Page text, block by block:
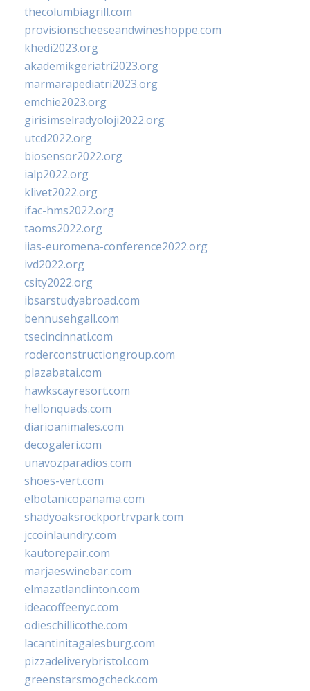
thecolumbiagrill.com
provisionscheeseandwineshoppe.com
khedi2023.org
akademikgeriatri2023.org
marmarapediatri2023.org
emchie2023.org
girisimselradyoloji2022.org
utcd2022.org
biosensor2022.org
ialp2022.org
klivet2022.org
ifac-hms2022.org
taoms2022.org
iias-euromena-conference2022.org
ivd2022.org
csity2022.org
ibsarstudyabroad.com
bennusehgall.com
tsecincinnati.com
roderconstructiongroup.com
plazabatai.com
hawkscayresort.com
hellonquads.com
diarioanimales.com
decogaleri.com
unavozparadios.com
shoes-vert.com
elbotanicopanama.com
shadyoaksrockportrvpark.com
jccoinlaundry.com
kautorepair.com
marjaeswinebar.com
elmazatlanclinton.com
ideacoffeenyc.com
odieschillicothe.com
lacantinitagalesburg.com
pizzadeliverybristol.com
greenstarsmogcheck.com